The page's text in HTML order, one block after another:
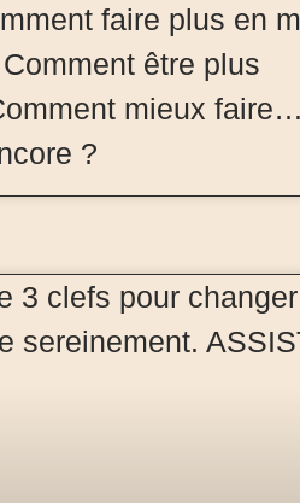
faire plus en
être plus
mieux faire…
?